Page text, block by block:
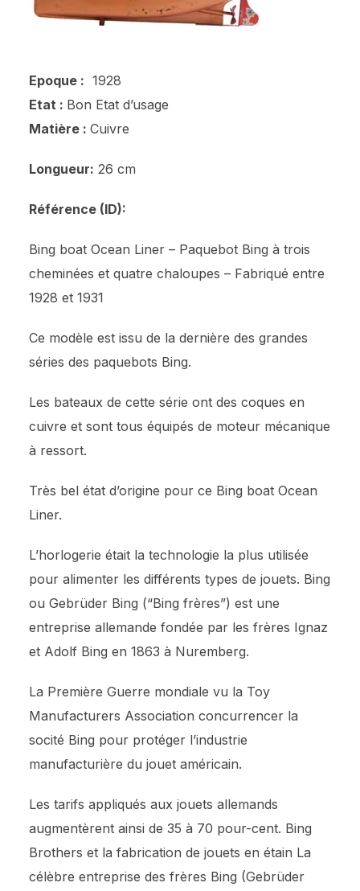
Epoque : 1928
Etat : Bon Etat d’usage
Matière :Cuivre
Longueur: 26 cm
Référence (ID):
Bing boat Ocean Liner – Paquebot Bing à trois
cheminées et quatre chaloupes – Fabriqué entre
1928 et 1931
Ce modèle est issu de la dernière des grandes
séries des paquebots Bing.
Les bateaux de cette série ont des coques en
cuivre et sont tous équipés de moteur mécanique
à ressort.
Très bel état d’origine pour ce Bing boat Ocean
Liner.
L’horlogerie était la technologie la plus utilisée
pour alimenter les différents types de jouets. Bing
ou Gebrüder Bing (“Bing frères”) est une
entreprise allemande fondée par les frères Ignaz
et Adolf Bing en 1863 à Nuremberg.
La Première Guerre mondiale vu la Toy
Manufacturers Association concurrencer la
socité Bing pour protéger l’industrie
manufacturière du jouet américain.
Les tarifs appliqués aux jouets allemands
augmentèrent ainsi de 35 à 70 pour-cent. Bing
Brothers et la fabrication de jouets en étain La
célèbre entreprise des frères Bing (Gebrüder